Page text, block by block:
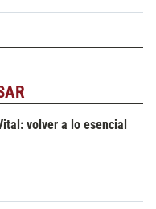
volver a lo esencial